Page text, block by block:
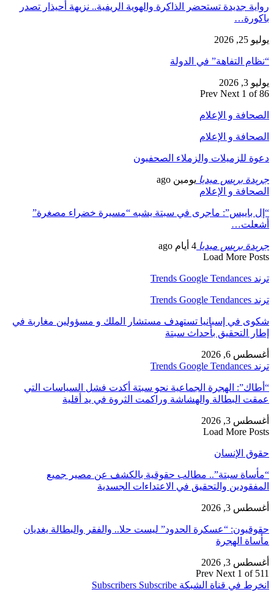
رواية جديدة تستحضر الذاكرة والهوية الريفية.. نزيهة أحيذار تصدر
باكورة…
يوليو 25, 2026
“نظام التفاهة” في الدولة
يوليو 3, 2026
Prev Next 1 of 86
الصحافة و الإعلام
الصحافة و الإعلام
دعوة للزميلات والزملاء الصحفيون
جريدة بريس ميديا يومين ago
الصحافة و الإعلام
“إل باييس”: ماجرى في سبتة يشبه “مسيرة خضراء مصغرة”
أشعلت…
جريدة بريس ميديا 4 أيام ago
Load More Posts
ترند Trends Google Tendances
ترند Trends Google Tendances
شكوى في إسبانيا تستهدف مستشار الملك و مسؤولين مغاربة في
إطار التحقيق بأحداث سبتة
أغسطس 6, 2026
ترند Trends Google Tendances
“أطاك”: الهجرة الجماعية نحو سبتة أكدت فشل السياسات التي
عمقت البطالة والهشاشة وراكمت الثروة في يد أقلية
أغسطس 3, 2026
Load More Posts
حقوق الإنسان
“مأساة سبتة”.. مطالب حقوقية بالكشف عن مصير جميع
المفقودين والتحقيق في الاعتداءات الجسدية
أغسطس 3, 2026
حقوقيون: “عسكرة الحدود” ليست حلا.. والفقر والبطالة يغديان
مأساة الهجرة
أغسطس 3, 2026
Prev Next 1 of 511
انخرط في قناة الشبكة
Subscribers Subscribe